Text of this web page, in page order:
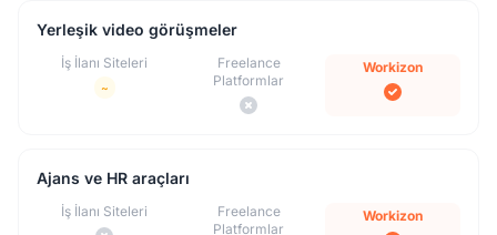
Yerleşik video görüşmeler
İş İlanı Siteleri
~
Freelance
Platformlar
Workizon
Ajans ve HR araçları
İş İlanı Siteleri
Freelance
Platformlar
Workizon